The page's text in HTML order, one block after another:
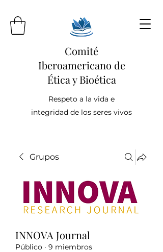
Comité
Iberoamericano de
Ética y Bioética
Respeto a la vida e
integridad de los seres vivos
Grupos
INNOVA Journal
Público · 9 miembros